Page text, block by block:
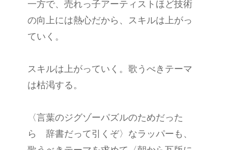
一方で、売れっ子アーティストほど技術
の向上には熱心だから、スキルは上がっ
ていく。
スキルは上がっていく。歌うべきテーマ
は枯渇する。
〈言葉のジグゾーパズルのためだった
ら 辞書だって引くぞ〉なラッパーも、